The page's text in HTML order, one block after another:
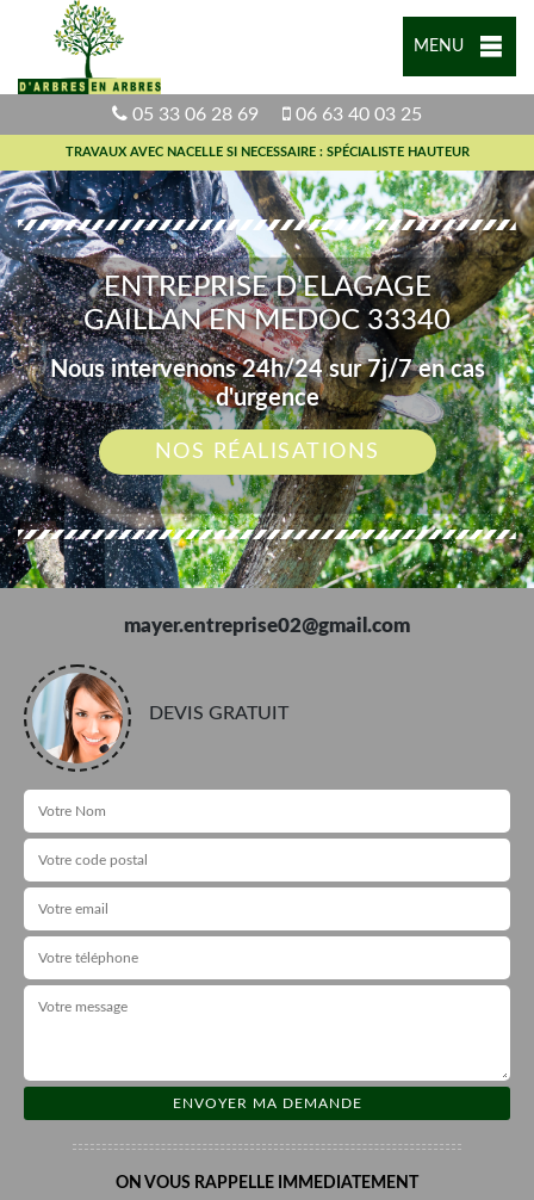
MENU
05 33 06 28 69 06 63 40 03 25
TRAVAUX AVEC NACELLE SI NECESSAIRE : SPÉCIALISTE HAUTEUR
ENTREPRISE D'ELAGAGE
GAILLAN EN MEDOC 33340
Nous intervenons 24h/24 sur 7j/7 en cas
d'urgence
NOS RÉALISATIONS
mayer.entreprise02@gmail.com
DEVIS GRATUIT
ON VOUS RAPPELLE IMMEDIATEMENT